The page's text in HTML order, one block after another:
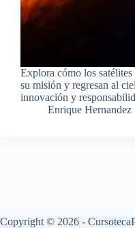
Explora cómo los
su misión y regresan al
innovación y
Enrique Hernandez
Copyright © 2026 -